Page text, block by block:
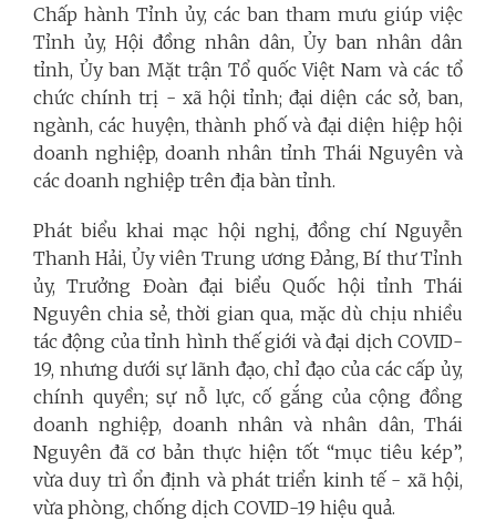
Chấp hành Tỉnh ủy, các ban tham mưu giúp việc
Tỉnh ủy, Hội đồng nhân dân, Ủy ban nhân dân
tỉnh, Ủy ban Mặt trận Tổ quốc Việt Nam và các tổ
chức chính trị - xã hội tỉnh; đại diện các sở, ban,
ngành, các huyện, thành phố và đại diện hiệp hội
doanh nghiệp, doanh nhân tỉnh Thái Nguyên và
các doanh nghiệp trên địa bàn tỉnh.
Phát biểu khai mạc hội nghị, đồng chí Nguyễn
Thanh Hải, Ủy viên Trung ương Đảng, Bí thư Tỉnh
ủy, Trưởng Đoàn đại biểu Quốc hội tỉnh Thái
Nguyên chia sẻ, thời gian qua, mặc dù chịu nhiều
tác động của tỉnh hình thế giới và đại dịch COVID-
19, nhưng dưới sự lãnh đạo, chỉ đạo của các cấp ủy,
chính quyền; sự nỗ lực, cố gắng của cộng đồng
doanh nghiệp, doanh nhân và nhân dân, Thái
Nguyên đã cơ bản thực hiện tốt “mục tiêu kép”,
vừa duy trì ổn định và phát triển kinh tế - xã hội,
vừa phòng, chống dịch COVID-19 hiệu quả.